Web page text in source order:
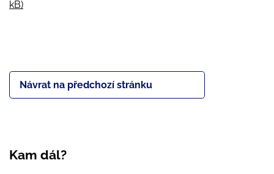
kB)
Návrat na předchozí stránku
Kam dál?